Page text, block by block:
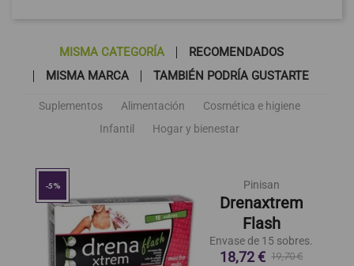
MISMA CATEGORÍA
RECOMENDADOS
MISMA MARCA
TAMBIÉN PODRÍA GUSTARTE
Suplementos Alimentación
Cosmética e higiene
Infantil
Hogar y bienestar
-5% Pinisan
Drenaxtrem
Flash
Envase de 15 sobres.
18,72 € 19,70 €